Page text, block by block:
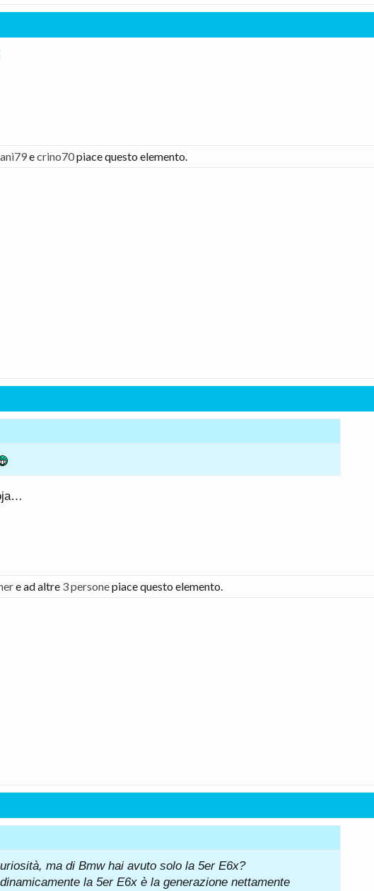
ecrino70piace questo elemento.
e ad altre 3 personepiace questo elemento.
ma di Bmw hai avuto solo la 5er E6x?
la 5er E6x è la generazione nettamente